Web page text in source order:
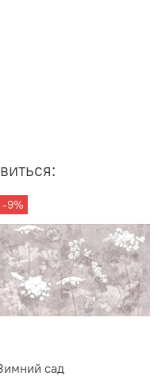
-9%
сад